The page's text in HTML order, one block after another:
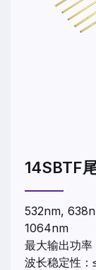
14SBTF
532nm,
1064nm
最大输出功
波长稳定性